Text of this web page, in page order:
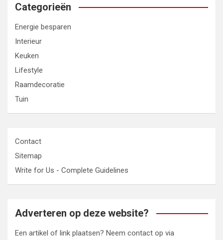
Categorieën
Energie besparen
Interieur
Keuken
Lifestyle
Raamdecoratie
Tuin
Contact
Sitemap
Write for Us - Complete Guidelines
Adverteren op deze website?
Een artikel of link plaatsen? Neem contact op via